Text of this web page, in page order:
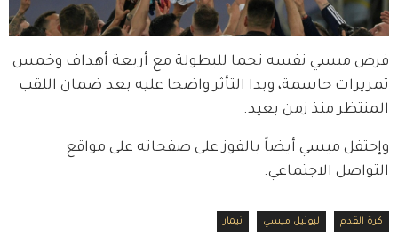
فرض ميسي نفسه نجما للبطولة مع أربعة أهداف وخمس
تمريرات حاسمة، وبدا التأثر واضحا عليه بعد ضمان اللقب
المنتظر منذ زمن بعيد.
وإحتفل ميسي أيضاً بالفوز على صفحاته على مواقع
التواصل الاجتماعي.
كرة القدم ليونيل ميسي نيمار